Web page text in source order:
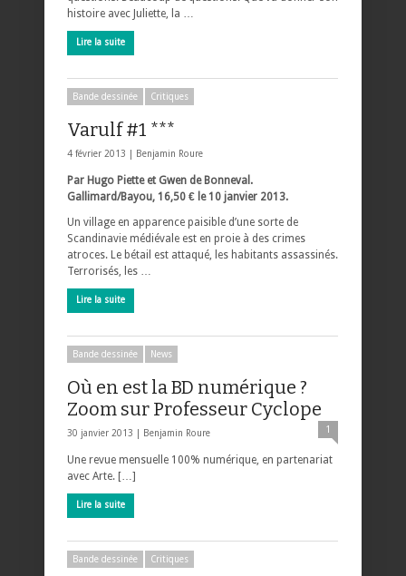
histoire avec Juliette, la …
Lire la suite
Bande dessinée Critiques
Varulf #1 ***
4 février 2013 | Benjamin Roure
Par Hugo Piette et Gwen de Bonneval.
Gallimard/Bayou, 16,50 € le 10 janvier 2013.
Un village en apparence paisible d’une sorte de
Scandinavie médiévale est en proie à des crimes
atroces. Le bétail est attaqué, les habitants assassinés.
Terrorisés, les …
Lire la suite
Bande dessinée News
Où en est la BD numérique ?
Zoom sur Professeur Cyclope
30 janvier 2013 | Benjamin Roure 1
Une revue mensuelle 100% numérique, en partenariat
avec Arte. […]
Lire la suite
Bande dessinée Critiques